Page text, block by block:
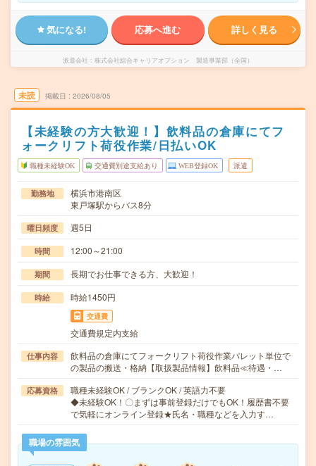
気になる! 応募へ進む 詳しく見る
派遣会社 株式会社綜合キャリアオプション 製造事業部（全国）
未読 掲載日 2026/08/05
【未経験の方大歓迎！】飲料品の倉庫にてフ
ォークリフト荷役作業/日払いOK
職種未経験OK 交通費別途支給あり WEB登録OK 派遣
勤務地
横浜市港南区
東戸塚駅からバス8分
曜日頻度 週5日
時間 12:00～21:00
期間 長期でお仕事できる方、大歓迎！
時給 時給1450円
交通費
交通費規定内支給
仕事内容
飲料品の倉庫にてフォークリフト荷役作業パレット単位で
の製品の搬送・格納【取扱製品情報】飲料品≪待遇・…
応募資格
職種未経験OK / ブランクOK / 英語力不要
◆未経験OK！〇まずは事前登録だけでもOK！履歴書不要
で気軽にオンライン登録★氏名・職種などを入力す…
職場の雰囲気